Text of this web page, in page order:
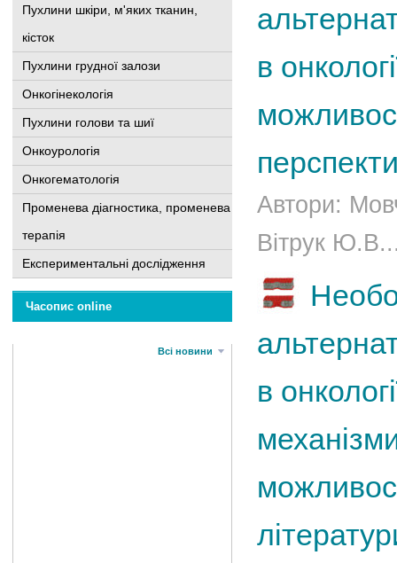
Пухлини шкіри, м'яких тканин,
кісток
Пухлини грудної залози
Онкогінекологія
Пухлини голови та шиї
Онкоурологія
Онкогематологія
Променева діагностика, променева
терапія
Експериментальні дослідження
Часопис online
Всі новини
в
Автори:
Вітрук
в